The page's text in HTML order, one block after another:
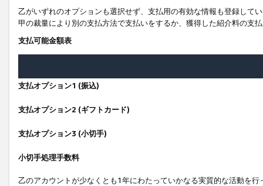
乙がいずれのオプションも選択せず、支払用の有効な情報も登録して
甲の裁量により別の支払方法で支払いをするか、獲得した紹介料の支
支払可能金額表
支払オプション1 (振込)
支払オプション2 (ギフトカード)
支払オプション3 (小切手)
小切手処理手数料
乙のアカウントが少なくとも1年にわたっていかなる実質的な活動を